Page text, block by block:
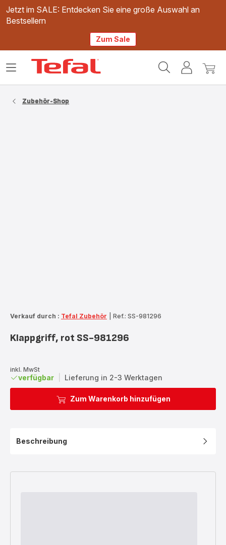
Jetzt im SALE: Entdecken Sie eine große Auswahl an
Bestsellern
Zum Sale
Mein
Mein
Das
Zubehör-Shop
Verkauf durch : Tefal Zubehör Ref.: SS-981296
Klappgriff, rot SS-981296
inkl. MwSt
verfügbar Lieferung in 2-3 Werktagen
Zum Warenkorb hinzufügen
Beschreibung